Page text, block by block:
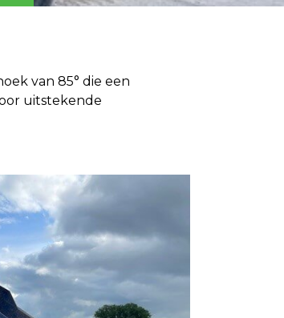
van 85° die een
uitstekende